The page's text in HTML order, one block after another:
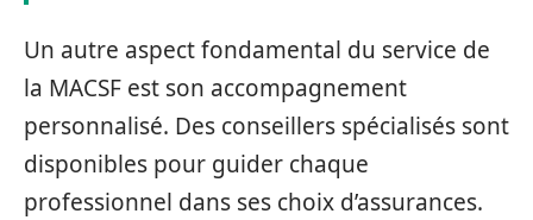
Un autre aspect fondamental du service de
la MACSF est son accompagnement
personnalisé. Des conseillers spécialisés sont
disponibles pour guider chaque
professionnel dans ses choix d’assurances.